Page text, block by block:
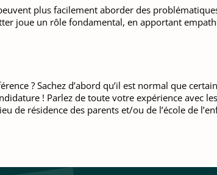
plus facilement aborder des
joue un rôle fondamental, en apportant
? Sachez d’abord qu’il est normal que
! Parlez de toute votre expérience avec
de résidence des parents et/ou de l’école de